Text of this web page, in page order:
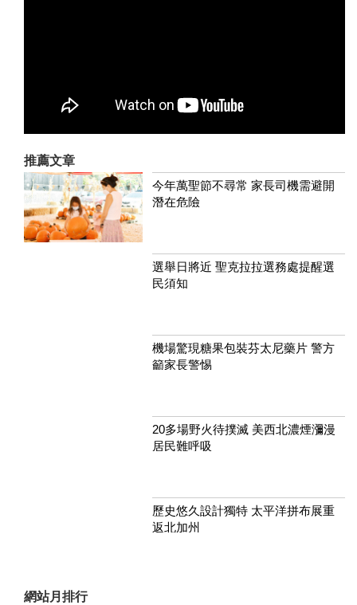
推薦文章
今年萬聖節不尋常 家長司機需避開
潛在危險
選舉日將近 聖克拉拉選務處提醒選
民須知
機場驚現糖果包裝芬太尼藥片 警方
籲家長警惕
20多場野火待撲滅 美西北濃煙瀰漫
居民難呼吸
歷史悠久設計獨特 太平洋拼布展重
返北加州
網站月排行